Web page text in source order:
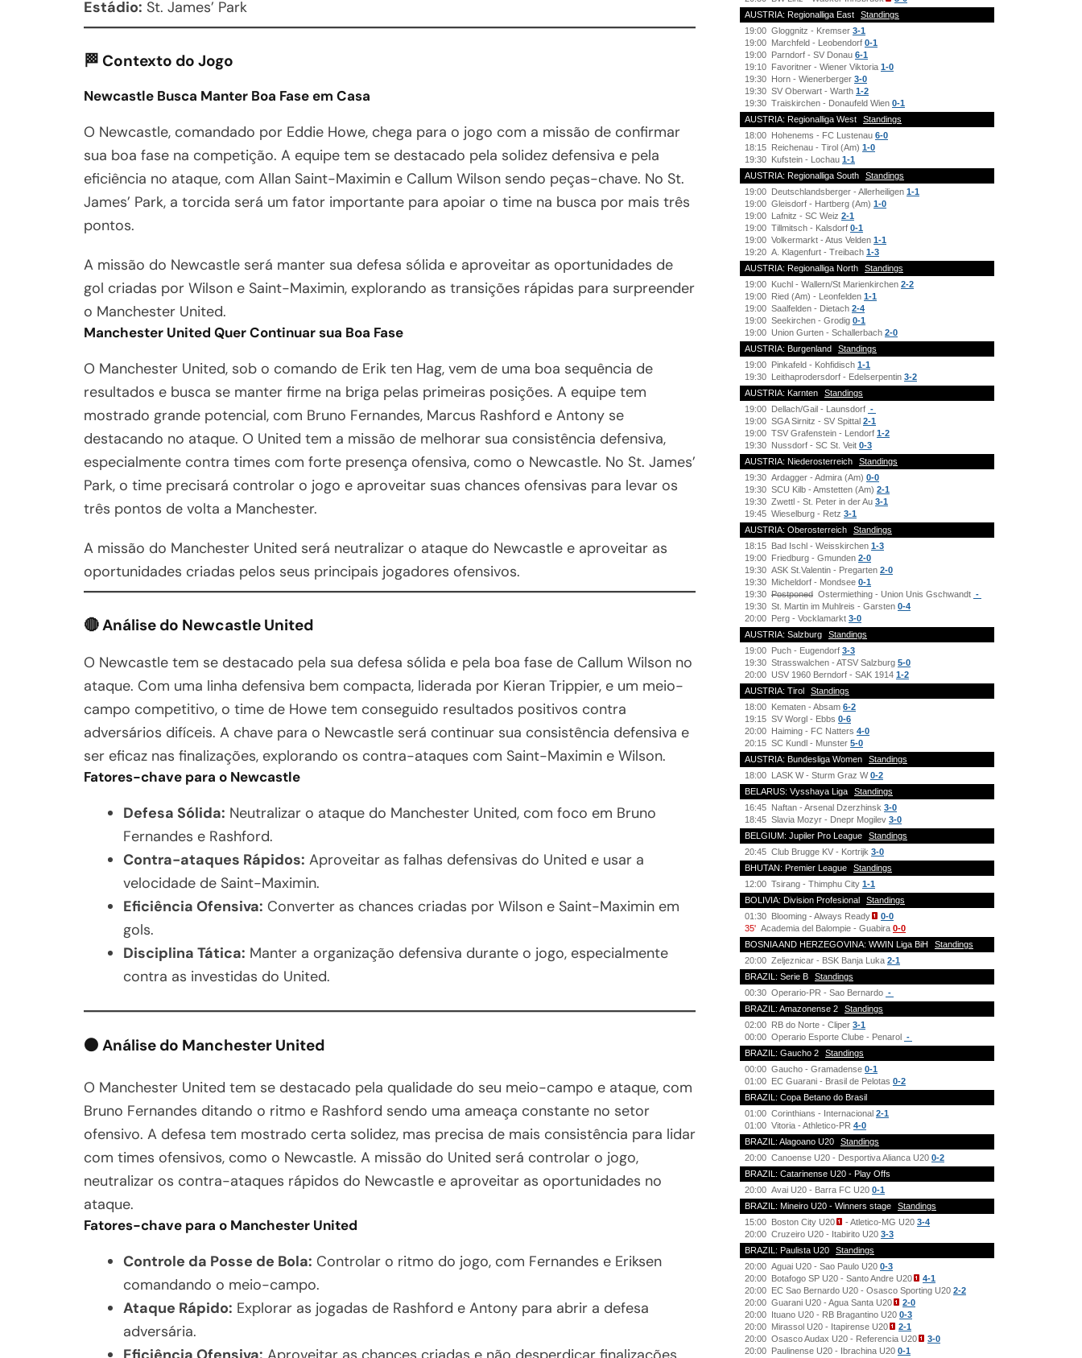
Estádio: St. James’ Park
🏁 Contexto do Jogo
Newcastle Busca Manter Boa Fase em Casa
O Newcastle, comandado por Eddie Howe, chega para o jogo com a missão de confirmar
sua boa fase na competição. A equipe tem se destacado pela solidez defensiva e pela
eficiência no ataque, com Allan Saint-Maximin e Callum Wilson sendo peças-chave. No St.
James’ Park, a torcida será um fator importante para apoiar o time na busca por mais três
pontos.
A missão do Newcastle será manter sua defesa sólida e aproveitar as oportunidades de
gol criadas por Wilson e Saint-Maximin, explorando as transições rápidas para surpreender
o Manchester United.
Manchester United Quer Continuar sua Boa Fase
O Manchester United, sob o comando de Erik ten Hag, vem de uma boa sequência de
resultados e busca se manter firme na briga pelas primeiras posições. A equipe tem
mostrado grande potencial, com Bruno Fernandes, Marcus Rashford e Antony se
destacando no ataque. O United tem a missão de melhorar sua consistência defensiva,
especialmente contra times com forte presença ofensiva, como o Newcastle. No St. James’
Park, o time precisará controlar o jogo e aproveitar suas chances ofensivas para levar os
três pontos de volta a Manchester.
A missão do Manchester United será neutralizar o ataque do Newcastle e aproveitar as
oportunidades criadas pelos seus principais jogadores ofensivos.
🔴Análise do Newcastle United
O Newcastle tem se destacado pela sua defesa sólida e pela boa fase de Callum Wilson no
ataque. Com uma linha defensiva bem compacta, liderada por Kieran Trippier, e um meio-
campo competitivo, o time de Howe tem conseguido resultados positivos contra
adversários difíceis. A chave para o Newcastle será continuar sua consistência defensiva e
ser eficaz nas finalizações, explorando os contra-ataques com Saint-Maximin e Wilson.
Fatores-chave para o Newcastle
Defesa Sólida: Neutralizar o ataque do Manchester United, com foco em Bruno
Fernandes e Rashford.
Contra-ataques Rápidos: Aproveitar as falhas defensivas do United e usar a
velocidade de Saint-Maximin.
Eficiência Ofensiva: Converter as chances criadas por Wilson e Saint-Maximin em
gols.
Disciplina Tática: Manter a organização defensiva durante o jogo, especialmente
contra as investidas do United.
⚫ Análise do Manchester United
O Manchester United tem se destacado pela qualidade do seu meio-campo e ataque, com
Bruno Fernandes ditando o ritmo e Rashford sendo uma ameaça constante no setor
ofensivo. A defesa tem mostrado certa solidez, mas precisa de mais consistência para lidar
com times ofensivos, como o Newcastle. A missão do United será controlar o jogo,
neutralizar os contra-ataques rápidos do Newcastle e aproveitar as oportunidades no
ataque.
Fatores-chave para o Manchester United
Controle da Posse de Bola: Controlar o ritmo do jogo, com Fernandes e Eriksen
comandando o meio-campo.
Ataque Rápido: Explorar as jogadas de Rashford e Antony para abrir a defesa
adversária.